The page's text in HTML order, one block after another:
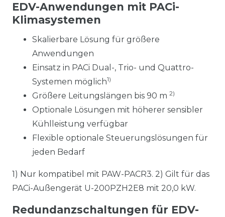
EDV-Anwendungen mit PACi-
Klimasystemen
Skalierbare Lösung für größere
Anwendungen
Einsatz in PACi Dual-, Trio- und Quattro-
Systemen möglich1)
Größere Leitungslängen bis 90 m 2)
Optionale Lösungen mit höherer sensibler
Kühlleistung verfügbar
Flexible optionale Steuerungslösungen für
jeden Bedarf
1) Nur kompatibel mit PAW-PACR3. 2) Gilt für das
PACi-Außengerät U-200PZH2E8 mit 20,0 kW.
Redundanzschaltungen für EDV-